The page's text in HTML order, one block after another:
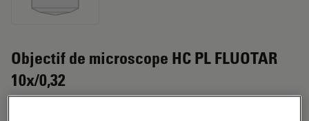
Objectif de microscope HC PL FLUOTAR
10x/0,32